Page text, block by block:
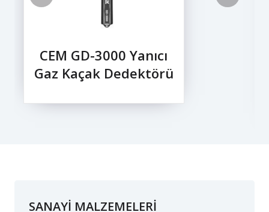
CEM GD-3000 Yanıcı
Gaz Kaçak Dedektörü
SANAYİ MALZEMELERİ